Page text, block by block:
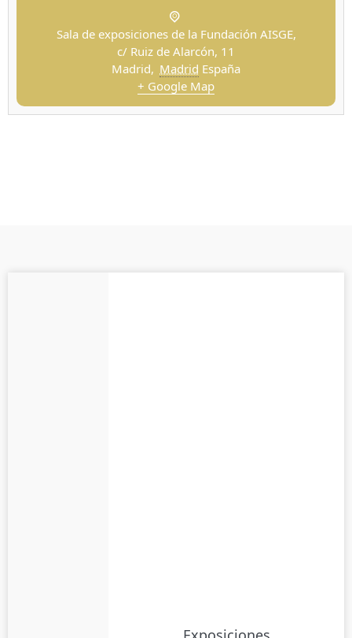
Sala de exposiciones de la Fundación AISGE,
c/ Ruiz de Alarcón, 11
Madrid, Madrid España
+ Google Map